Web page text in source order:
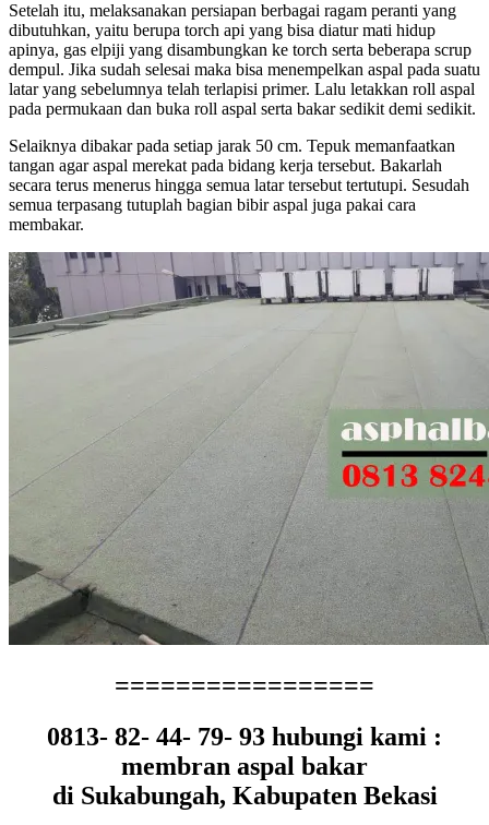
Setelah itu, melaksanakan persiapan berbagai ragam peranti yang
dibutuhkan, yaitu berupa torch api yang bisa diatur mati hidup
apinya, gas elpiji yang disambungkan ke torch serta beberapa scrup
dempul. Jika sudah selesai maka bisa menempelkan aspal pada suatu
latar yang sebelumnya telah terlapisi primer. Lalu letakkan roll aspal
pada permukaan dan buka roll aspal serta bakar sedikit demi sedikit.
Selaiknya dibakar pada setiap jarak 50 cm. Tepuk memanfaatkan
tangan agar aspal merekat pada bidang kerja tersebut. Bakarlah
secara terus menerus hingga semua latar tersebut tertutupi. Sesudah
semua terpasang tutuplah bagian bibir aspal juga pakai cara
membakar.
=================
0813- 82- 44- 79- 93 hubungi kami :
membran aspal bakar
di Sukabungah, Kabupaten Bekasi